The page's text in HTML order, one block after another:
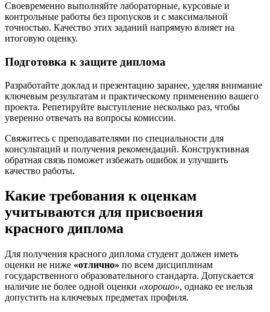
Своевременно выполняйте лабораторные, курсовые и
контрольные работы без пропусков и с максимальной
точностью. Качество этих заданий напрямую влияет на
итоговую оценку.
Подготовка к защите диплома
Разработайте доклад и презентацию заранее, уделяя внимание
ключевым результатам и практическому применению вашего
проекта. Репетируйте выступление несколько раз, чтобы
уверенно отвечать на вопросы комиссии.
Свяжитесь с преподавателями по специальности для
консультаций и получения рекомендаций. Конструктивная
обратная связь поможет избежать ошибок и улучшить
качество работы.
Какие требования к оценкам
учитываются для присвоения
красного диплома
Для получения красного диплома студент должен иметь
оценки не ниже «отлично» по всем дисциплинам
государственного образовательного стандарта. Допускается
наличие не более одной оценки «хорошо», однако ее нельзя
допустить на ключевых предметах профиля.